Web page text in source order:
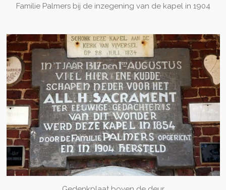
Familie Palmers bij de inzegening van de kapel in 1904